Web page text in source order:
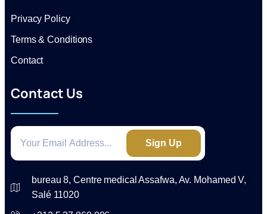
Privacy Policy
Terms & Conditions
Contact
Contact Us
Sign Up
bureau 8, Centre medical Assafwa, Av. Mohamed V,
Salé 11020